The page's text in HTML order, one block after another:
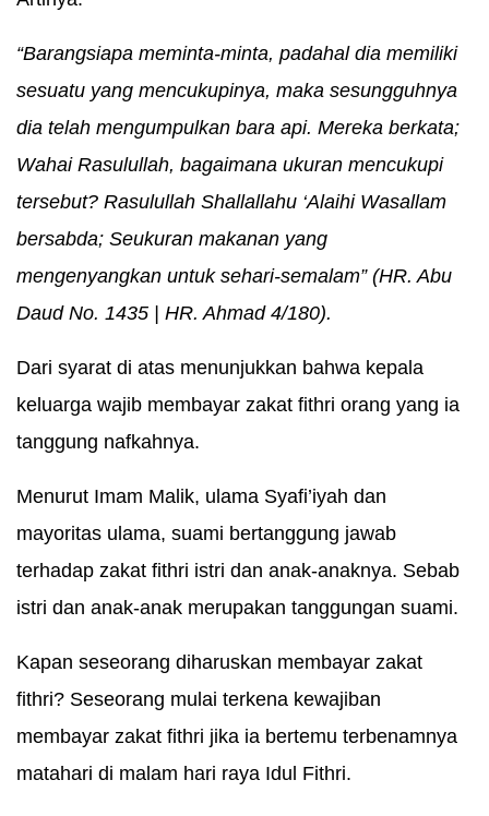
“Barangsiapa meminta-minta, padahal dia memiliki
sesuatu yang mencukupinya, maka sesungguhnya
dia telah mengumpulkan bara api. Mereka berkata;
Wahai Rasulullah, bagaimana ukuran mencukupi
tersebut? Rasulullah Shallallahu ‘Alaihi Wasallam
bersabda; Seukuran makanan yang
mengenyangkan untuk sehari-semalam” (HR. Abu
Daud No. 1435 | HR. Ahmad 4/180).
Dari syarat di atas menunjukkan bahwa kepala
keluarga wajib membayar zakat fithri orang yang ia
tanggung nafkahnya.
Menurut Imam Malik, ulama Syafi’iyah dan
mayoritas ulama, suami bertanggung jawab
terhadap zakat fithri istri dan anak-anaknya. Sebab
istri dan anak-anak merupakan tanggungan suami.
Kapan seseorang diharuskan membayar zakat
fithri? Seseorang mulai terkena kewajiban
membayar zakat fithri jika ia bertemu terbenamnya
matahari di malam hari raya Idul Fithri.